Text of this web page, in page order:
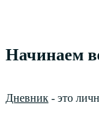
Начинаем
Дневник - это